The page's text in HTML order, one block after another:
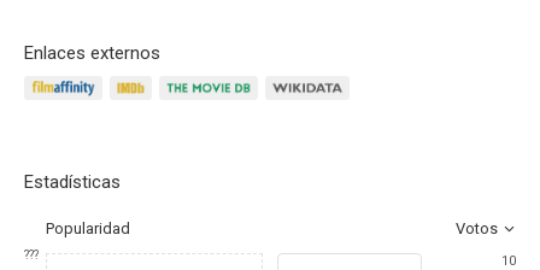
Enlaces externos
Estadísticas
Popularidad Votos
???
10